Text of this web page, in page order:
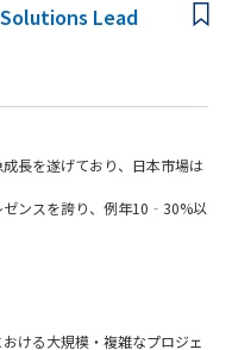
のリード
ーション展開
理、育成、キャリア支援
テム刷新支援
アーキテクチャ（EA）構想策
能追加・業務効率化支援
ロジェクト推進
支援
プロンプト活用研修設計支援
分析（GA活用）支援
解決へ導けるオーナーシップ
取り、協働を推進できる方
ミットできる方
る方
Lead
長を遂げており、日本市場は
ゼンスを誇り、例年10‐30%以
急成長しているソリューショ
持つリーダーを日本市場にお
たいと考えています。
ける大規模・複雑なプロジェ